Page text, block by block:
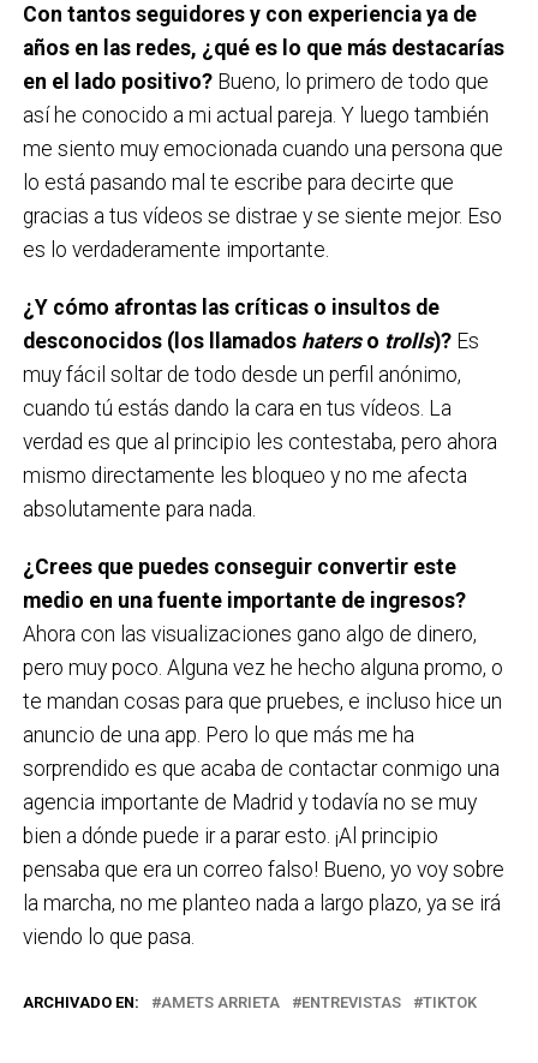
Con tantos seguidores y con experiencia ya de
años en las redes, ¿qué es lo que más destacarías
en el lado positivo?Bueno, lo primero de todo que
así he conocido a mi actual pareja. Y luego también
me siento muy emocionada cuando una persona que
lo está pasando mal te escribe para decirte que
gracias a tus vídeos se distrae y se siente mejor. Eso
es lo verdaderamente importante.
¿Y cómo afrontas las críticas o insultos de
desconocidos (los llamados haterso trolls)?Es
muy fácil soltar de todo desde un perfil anónimo,
cuando tú estás dando la cara en tus vídeos. La
verdad es que al principio les contestaba, pero ahora
mismo directamente les bloqueo y no me afecta
absolutamente para nada.
¿Crees que puedes conseguir convertir este
medio en una fuente importante de ingresos?
Ahora con las visualizaciones gano algo de dinero,
pero muy poco. Alguna vez he hecho alguna promo, o
te mandan cosas para que pruebes, e incluso hice un
anuncio de una app. Pero lo que más me ha
sorprendido es que acaba de contactar conmigo una
agencia importante de Madrid y todavía no se muy
bien a dónde puede ir a parar esto. ¡Al principio
pensaba que era un correo falso! Bueno, yo voy sobre
la marcha, no me planteo nada a largo plazo, ya se irá
viendo lo que pasa.
ARCHIVADO EN: AMETS ARRIETA ENTREVISTAS TIKTOK